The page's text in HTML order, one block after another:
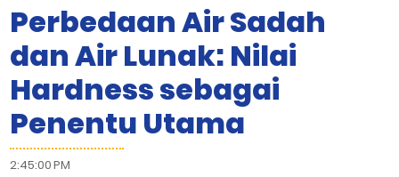
Perbedaan Air Sadah
dan Air Lunak: Nilai
Hardness sebagai
Penentu Utama
2:45:00 PM